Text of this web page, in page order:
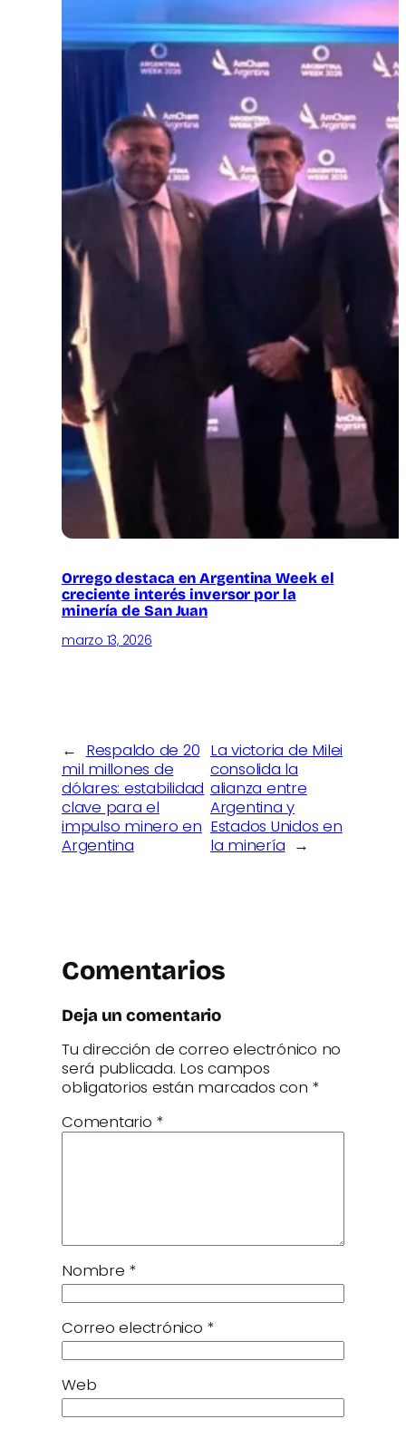
Orrego destaca en Argentina Week el
creciente interés inversor por la
minería de San Juan
marzo 13, 2026
← Respaldo de 20
mil millones de
dólares: estabilidad
clave para el
impulso minero en
Argentina
La victoria de Milei
consolida la
alianza entre
Argentina y
Estados Unidos en
la minería →
Comentarios
Deja un comentario
Tu dirección de correo electrónico no
será publicada. Los campos
obligatorios están marcados con *
Comentario *
Nombre *
Correo electrónico *
Web